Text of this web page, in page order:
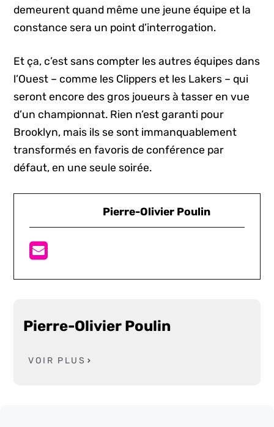
demeurent quand même une jeune équipe et la
constance sera un point d’interrogation.
Et ça, c’est sans compter les autres équipes dans
l’Ouest – comme les Clippers et les Lakers – qui
seront encore des gros joueurs à tasser en vue
d’un championnat. Rien n’est garanti pour
Brooklyn, mais ils se sont immanquablement
transformés en favoris de conférence par
défaut, en une seule soirée.
Pierre-Olivier Poulin
Pierre-Olivier Poulin
VOIR PLUS